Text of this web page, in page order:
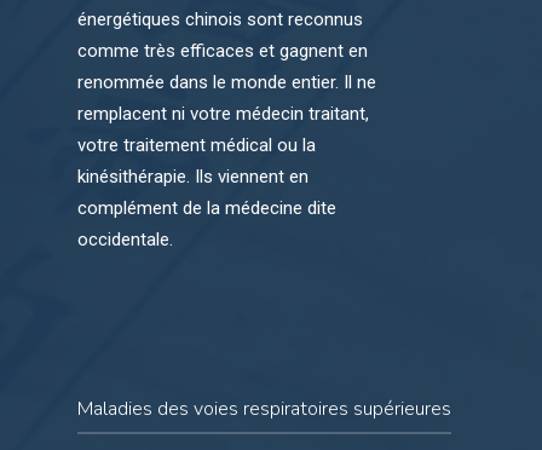
énergétiques chinois sont reconnus
comme très efficaces et gagnent en
renommée dans le monde entier. Il ne
remplacent ni votre médecin traitant,
votre traitement médical ou la
kinésithérapie. Ils viennent en
complément de la médecine dite
occidentale.
Maladies des voies respiratoires supérieures